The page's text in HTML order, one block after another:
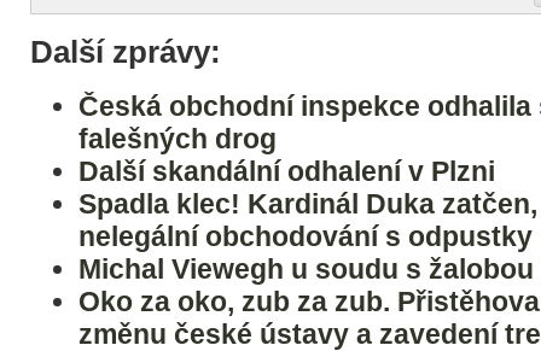
Další zprávy:
Česká obchodní inspekce
falešných drog
Další skandální odhalení v Plzni
Spadla klec! Kardinál Duka
nelegální obchodování s odpustky
Michal Viewegh u soudu s
Oko za oko, zub za zub.
změnu české ústavy a zavedení